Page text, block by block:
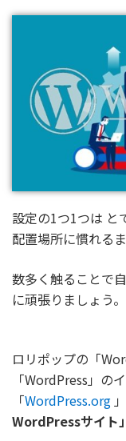
設定の1つ1つは と
配置場所に慣れる
数多く触ることで
に頑張りましょう
ロリポップの「
「WordPress」の
「 WordPress.org
WordPressサイト」